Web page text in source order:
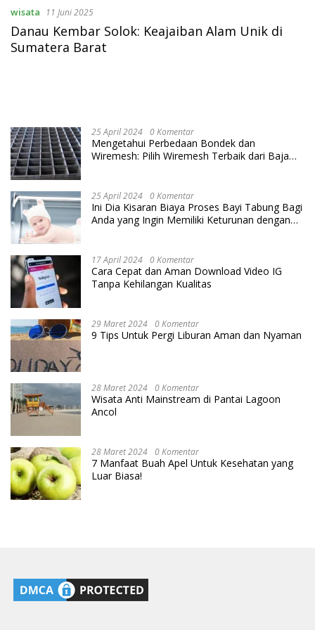
wisata 11 Juni 2025
Danau Kembar Solok: Keajaiban Alam Unik di
Sumatera Barat
25 April 2024 0 Komentar
Mengetahui Perbedaan Bondek dan
Wiremesh: Pilih Wiremesh Terbaik dari Baja
25 April 2024 0 Komentar
Ini Dia Kisaran Biaya Proses Bayi Tabung Bagi
Anda yang Ingin Memiliki Keturunan dengan
17 April 2024 0 Komentar
Cara Cepat dan Aman Download Video IG
Tanpa Kehilangan Kualitas
29 Maret 2024 0 Komentar
9 Tips Untuk Pergi Liburan Aman dan Nyaman
28 Maret 2024 0 Komentar
Wisata Anti Mainstream di Pantai Lagoon
Ancol
28 Maret 2024 0 Komentar
7 Manfaat Buah Apel Untuk Kesehatan yang
Luar Biasa!